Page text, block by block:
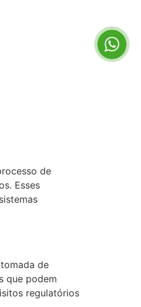
de
Esses
de
que podem
regulatórios